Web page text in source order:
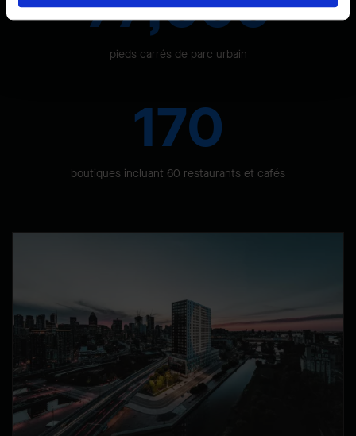
pieds carrés de parc urbain
170
boutiques incluant 60 restaurants et cafés